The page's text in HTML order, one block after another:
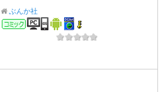
ぶんか社
コミック